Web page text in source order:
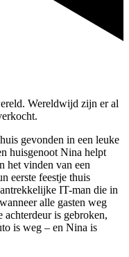
Wereldwijd zijn er al
gevonden in een leuke
huisgenoot Nina helpt
het vinden van een
eerste feestje thuis
IT-man die in
alle gasten weg
is gebroken,
is weg – en Nina is